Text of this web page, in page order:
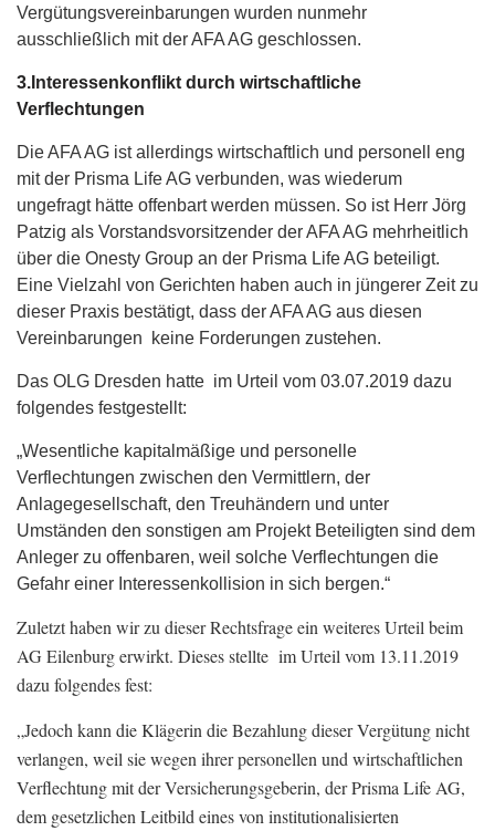
Vergütungsvereinbarungen wurden nunmehr
ausschließlich mit der AFA AG geschlossen.
3.Interessenkonflikt durch wirtschaftliche
Verflechtungen
Die AFA AG ist allerdings wirtschaftlich und personell eng
mit der Prisma Life AG verbunden, was wiederum
ungefragt hätte offenbart werden müssen. So ist Herr Jörg
Patzig als Vorstandsvorsitzender der AFA AG mehrheitlich
über die Onesty Group an der Prisma Life AG beteiligt.
Eine Vielzahl von Gerichten haben auch in jüngerer Zeit zu
dieser Praxis bestätigt, dass der AFA AG aus diesen
Vereinbarungen keine Forderungen zustehen.
Das OLG Dresden hatte im Urteil vom 03.07.2019 dazu
folgendes festgestellt:
„Wesentliche kapitalmäßige und personelle
Verflechtungen zwischen den Vermittlern, der
Anlagegesellschaft, den Treuhändern und unter
Umständen den sonstigen am Projekt Beteiligten sind dem
Anleger zu offenbaren, weil solche Verflechtungen die
Gefahr einer Interessenkollision in sich bergen.“
Zuletzt haben wir zu dieser Rechtsfrage ein weiteres Urteil beim
AG Eilenburg erwirkt. Dieses stellte im Urteil vom 13.11.2019
dazu folgendes fest:
„Jedoch kann die Klägerin die Bezahlung dieser Vergütung nicht
verlangen, weil sie wegen ihrer personellen und wirtschaftlichen
Verflechtung mit der Versicherungsgeberin, der Prisma Life AG,
dem gesetzlichen Leitbild eines von institutionalisierten